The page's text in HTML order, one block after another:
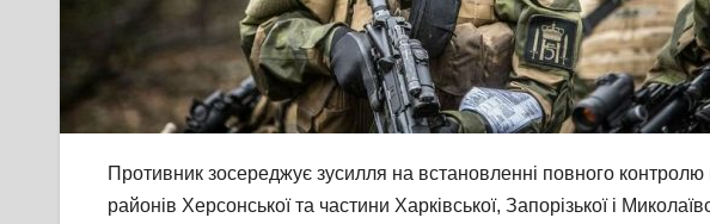
Противник зосереджує зусилля на встановленні повного
районів Херсонської та частини Харківської, Запорізької і